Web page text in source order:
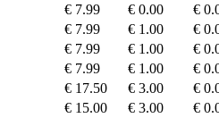
€ 7.99 € 0.00
€
€ 7.99 € 1.00
€
€ 7.99 € 1.00
€
€ 7.99 € 1.00
€
€ 17.50 € 3.00
€
€ 15.00 € 3.00
€